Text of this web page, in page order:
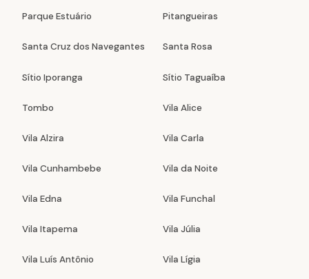
Parque Estuário Pitangueiras
Santa Cruz dos Navegantes Santa Rosa
Sítio Iporanga Sítio Taguaíba
Tombo Vila Alice
Vila Alzira Vila Carla
Vila Cunhambebe Vila da Noite
Vila Edna Vila Funchal
Vila Itapema Vila Júlia
Vila Luís Antônio Vila Lígia